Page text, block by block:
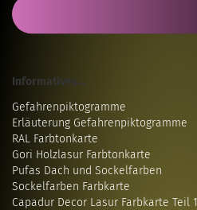
Informatives...
Gefahrenpiktogramme
Erläuterung Gefahrenpiktogramme
RAL Farbtonkarte
Gori Holzlasur Farbtonkarte
Pufas Dach und Sockelfarben
Sockelfarben Farbkarte
Capadur Decor Lasur Farbkarte Teil 1